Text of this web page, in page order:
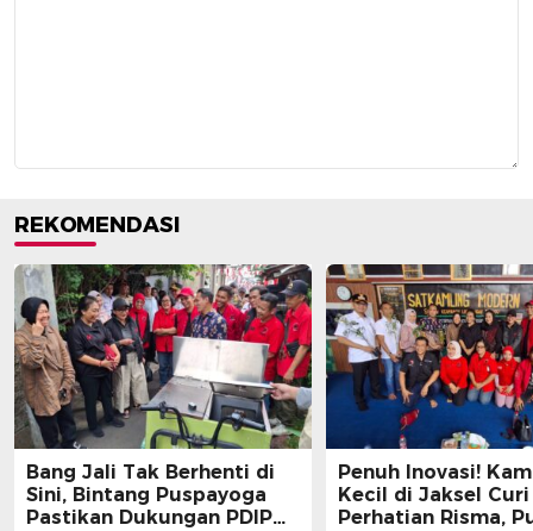
REKOMENDASI
Bang Jali Tak Berhenti di
Sini, Bintang Puspayoga
Pastikan Dukungan PDIP
Penuh Inovasi!
Kecil di Jaksel Curi
Perhatian Risma,